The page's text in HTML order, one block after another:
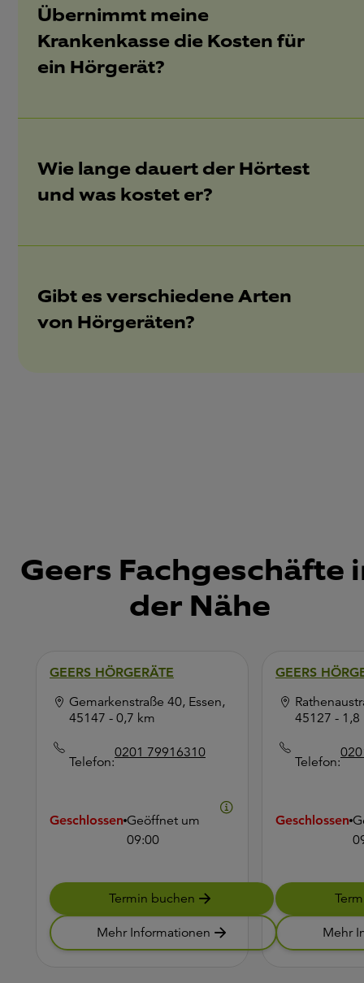
Übernimmt meine
Krankenkasse die Kosten für
ein Hörgerät?
Wie lange dauert der Hörtest
und was kostet er?
Gibt es verschiedene Arten
von Hörgeräten?
Geers Fachgeschäfte
der Nähe
GEERS HÖRGERÄTE
Gemarkenstraße 40, Essen,
45147 - 0,7 km
Telefon:
0201 79916310
Geschlossen Geöffnet um
09:00
Termin buchen
Mehr Informationen
GEERS
45127 - 1,8
Telefon:
Geschlossen
Mehr